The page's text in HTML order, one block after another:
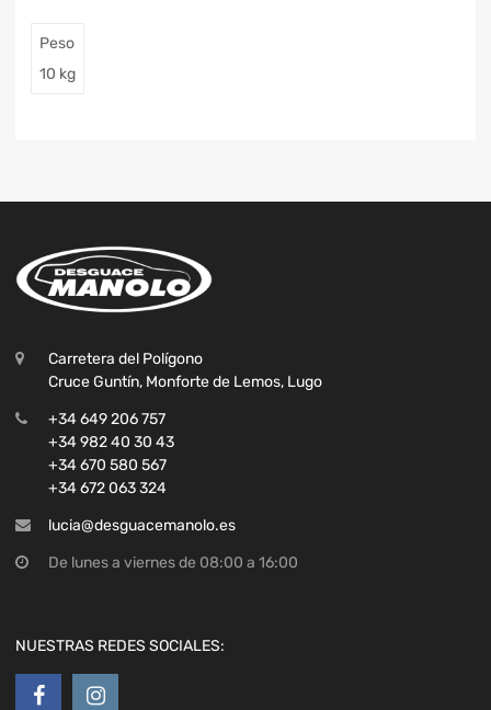
Peso
10 kg
Carretera del Polígono
Cruce Guntín, Monforte de Lemos, Lugo
+34 649 206 757
+34 982 40 30 43
+34 670 580 567
+34 672 063 324
lucia@desguacemanolo.es
De lunes a viernes de 08:00 a 16:00
NUESTRAS REDES SOCIALES: